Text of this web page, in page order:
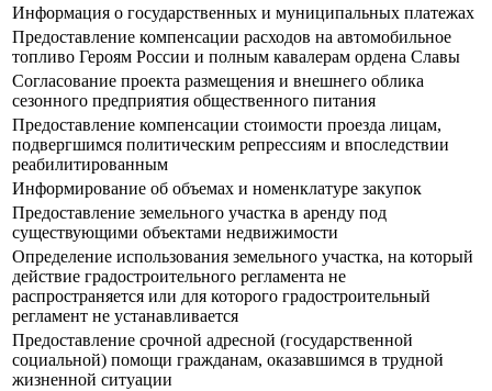
Информация о государственных и муниципальных платежах
Предоставление компенсации расходов на автомобильное
топливо Героям России и полным кавалерам ордена Славы
Согласование проекта размещения и внешнего облика
сезонного предприятия общественного питания
Предоставление компенсации стоимости проезда лицам,
подвергшимся политическим репрессиям и впоследствии
реабилитированным
Информирование об объемах и номенклатуре закупок
Предоставление земельного участка в аренду под
существующими объектами недвижимости
Определение использования земельного участка, на который
действие градостроительного регламента не
распространяется или для которого градостроительный
регламент не устанавливается
Предоставление срочной адресной (государственной
социальной) помощи гражданам, оказавшимся в трудной
жизненной ситуации